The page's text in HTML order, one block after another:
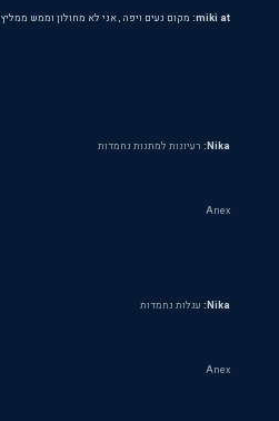
miki at: מקום נעים ויפה , אני לא מחולון וממש ממליץ
Nika: רעיונות למתנות נחמדות
Anex
Nika: עגלות נחמדות
Anex